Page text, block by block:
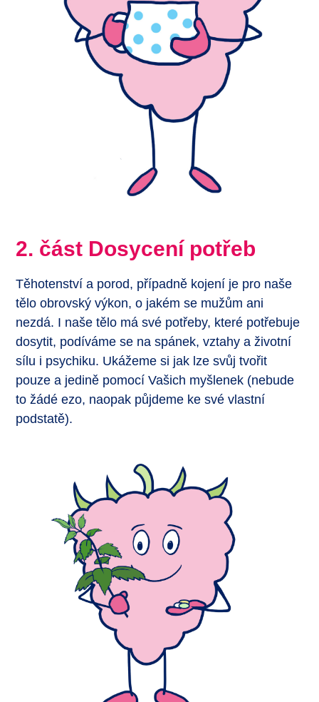
2. část Dosycení potřeb
Těhotenství a porod, případně kojení je pro naše
tělo obrovský výkon, o jakém se mužům ani
nezdá. I naše tělo má své potřeby, které potřebuje
dosytit, podíváme se na spánek, vztahy a životní
sílu i psychiku. Ukážeme si jak lze svůj tvořit
pouze a jedině pomocí Vašich myšlenek (nebude
to žádé ezo, naopak půjdeme ke své vlastní
podstatě).